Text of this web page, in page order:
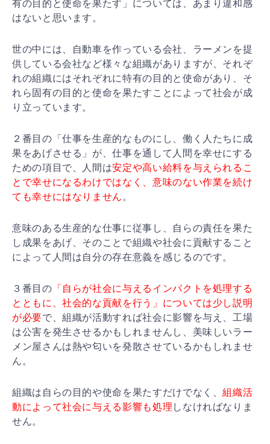
有の目的と使命を果たす」については、あまり違和感
はないと 思います。
世の中には、自動車を作っている会社、ラーメンを提
供している会社など様々な組織がありますが、それぞ
れの組織にはそれぞれに特有の目的と使命があり、そ
れら固有の目 的と使命を果たすことによって社会が成
り立っています。
２番目の「仕事を生産的なものにし、働く人たちに成
果をあげさせる」が、仕事を通して人間を幸せにする
ための項 目で、人間は安定や高い給料を与えられるこ
とで幸せにな るわけではなく、意味のない作業を続け
ても幸せにはなり ません 。
意味のある生産的な仕事に従事し、自らの責任を果た
し成果をあげ、そのことで組織や社会に貢献すること
によって 人間は自分の存在意義を感じるのです。
３番目の 「自らが社会に与えるインパクトを処理する
とと もに、社会的な貢献を行う」については少し説明
が必要で 、組織が活動すれば社会に影響を与え、工場
は公害を発生 させるかもしれませんし、美味しいラー
メン屋さんは熱や匂いを発散させているかもしれませ
ん。
組織は自らの目的や使命を果たすだけでなく、組織活
動に よって社会に与える影響も処理 しなければなりま
せん。